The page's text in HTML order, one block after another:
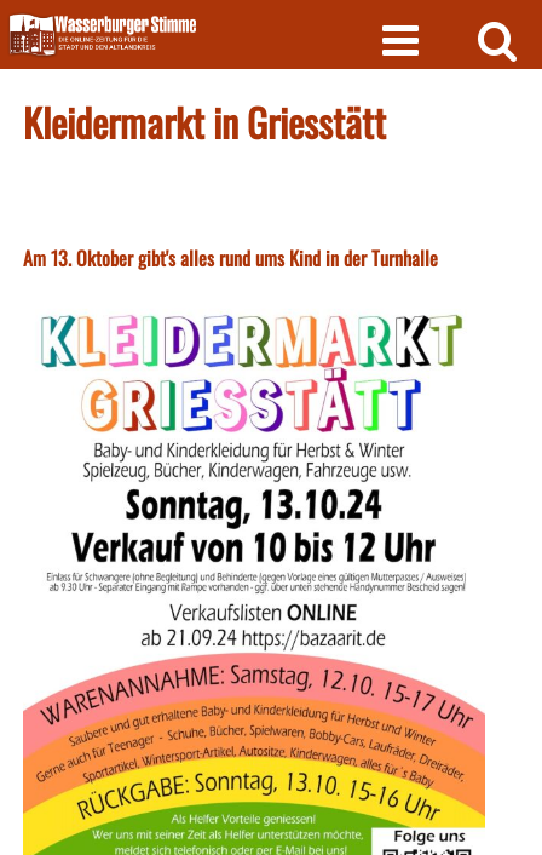
Skip
to
content
Kleidermarkt in Griesstätt
Am 13. Oktober gibt's alles rund ums Kind in der Turnhalle